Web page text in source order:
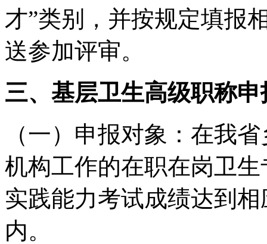
才”类别，并按规定填报
送参加评审。
三、基层卫生高级职称申
（一）申报对象：在我
机构工作的在职在岗卫
实践能力考试成绩达到
内。